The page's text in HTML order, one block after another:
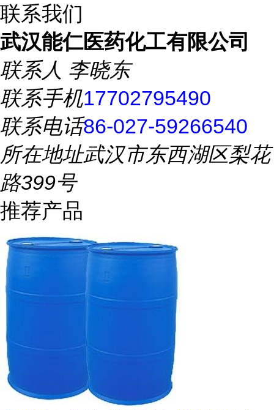
联系我们
武汉能仁医药化工有限公司
联系人 李晓东
联系手机17702795490
联系电话86-027-59266540
所在地址武汉市东西湖区梨花
路399号
推荐产品